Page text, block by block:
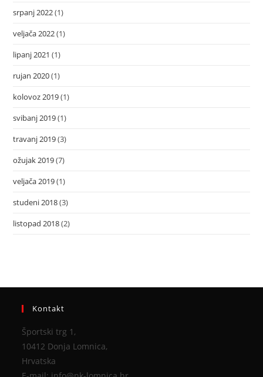
srpanj 2022(1)
veljača 2022(1)
lipanj 2021 (1)
rujan 2020(1)
kolovoz 2019(1)
svibanj 2019(1)
travanj 2019(3)
ožujak 2019(7)
veljača 2019(1)
studeni 2018(3)
listopad 2018(2)
Kontakt
Športski trg 1,
10412 Donja Lomnica,
Hrvatska